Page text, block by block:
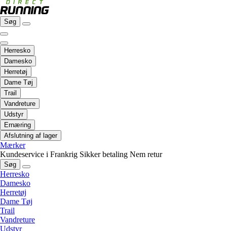
Søg
Herresko
Damesko
Herretøj
Dame Tøj
Trail
Vandreture
Udstyr
Ernæring
Afslutning af lager
Mærker
Kundeservice i Frankrig Sikker betaling Nem retur
Søg
Herresko
Damesko
Herretøj
Dame Tøj
Trail
Vandreture
Udstyr